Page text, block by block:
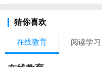
猜你喜欢
在线教育 阅读学习